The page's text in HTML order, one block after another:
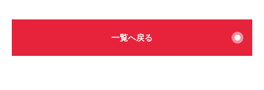
一覧へ戻る